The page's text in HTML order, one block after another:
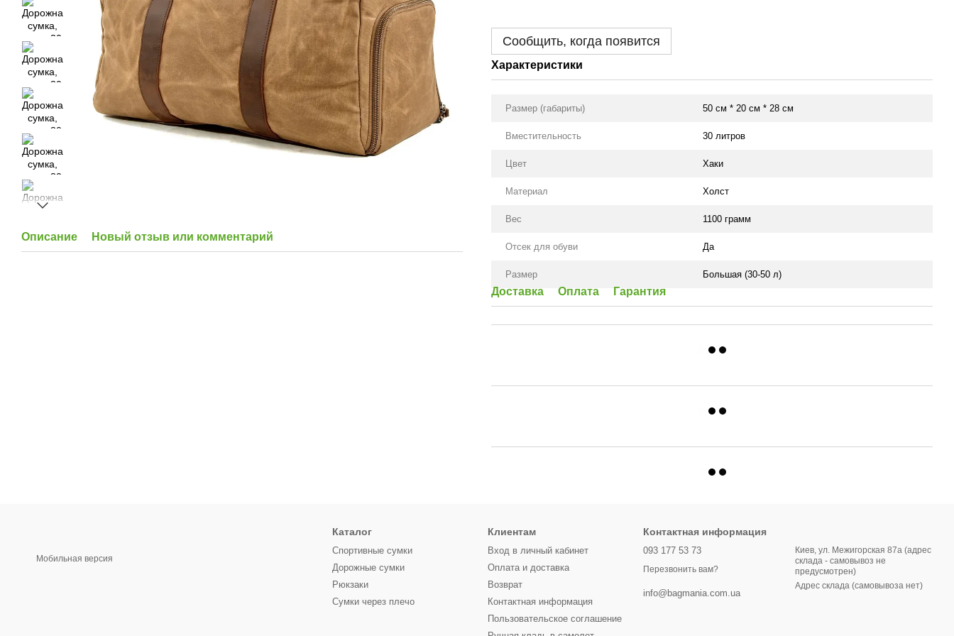
Описание Новый отзыв или комментарий
Сообщить, когда появится
Характеристики
Размер (габариты) 50 см * 20 см * 28 см
Вместительность 30 литров
Цвет Хаки
Материал Холст
Вес 1100 грамм
Отсек для обуви Да
Размер Большая (30-50 л)
Доставка Оплата Гарантия
Мобильная версия
Каталог
Спортивные сумки
Дорожные сумки
Рюкзаки
Сумки через плечо
Клиентам
Вход в личный кабинет
Оплата и доставка
Возврат
Контактная информация
Пользовательское соглашение
Контактная информация
093 177 53 73
Перезвонить вам?
info@bagmania.com.ua
Киев, ул. Межигорская 87а (адрес
склада - самовывоз не
предусмотрен)
Адрес склада (самовывоза нет)